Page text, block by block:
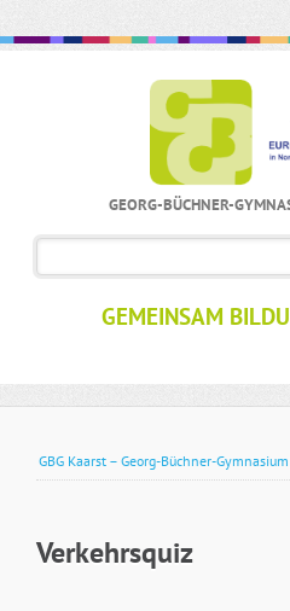
GEORG-BÜCHNER-
GEMEINSAM
GBG Kaarst – Georg-Büchner-Gymnasium
Verkehrsquiz